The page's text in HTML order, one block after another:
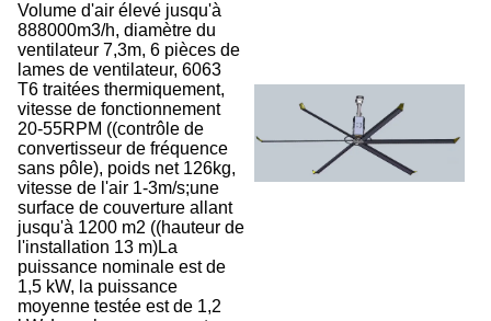
Volume d'air élevé jusqu'à
888000m3/h, diamètre du
ventilateur 7,3m, 6 pièces de
lames de ventilateur, 6063
T6 traitées thermiquement,
vitesse de fonctionnement
20-55RPM ((contrôle de
convertisseur de fréquence
sans pôle), poids net 126kg,
vitesse de l'air 1-3m/s;une
surface de couverture allant
jusqu'à 1200 m2 ((hauteur de
l'installation 13 m)La
puissance nominale est de
1,5 kW, la puissance
moyenne testée est de 1,2